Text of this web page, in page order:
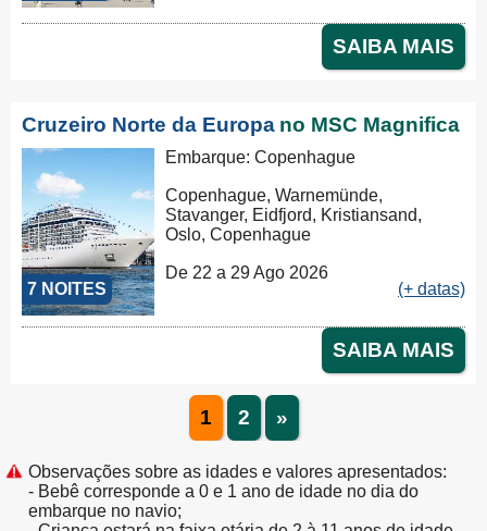
SAIBA MAIS
Cruzeiro Norte da Europa no MSC Magnifica
7 NOITES
Embarque: Copenhague
Copenhague, Warnemünde,
Stavanger, Eidfjord, Kristiansand,
Oslo, Copenhague
De 22 a 29 Ago 2026
(+ datas)
SAIBA MAIS
1 2 »
Observações sobre as idades e valores apresentados:
- Bebê corresponde a 0 e 1 ano de idade no dia do
embarque no navio;